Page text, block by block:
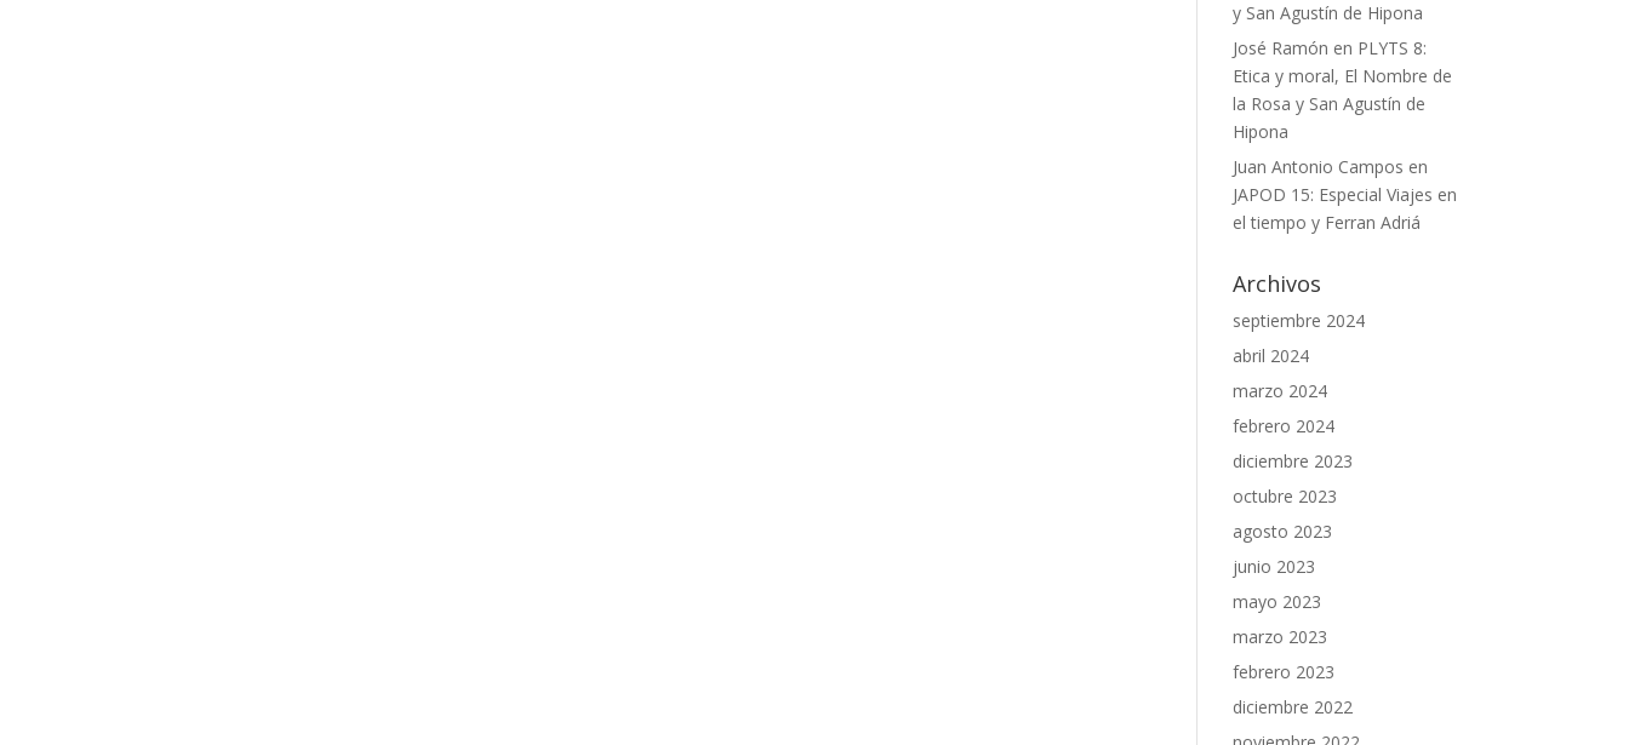
y San Agustín de Hipona
José Ramón en PLYTS 8:
Etica y moral, El Nombre de
la Rosa y San Agustín de
Hipona
Juan Antonio Campos en
JAPOD 15: Especial Viajes en
el tiempo y Ferran Adriá
Archivos
septiembre 2024
abril 2024
marzo 2024
febrero 2024
diciembre 2023
octubre 2023
agosto 2023
junio 2023
mayo 2023
marzo 2023
febrero 2023
diciembre 2022